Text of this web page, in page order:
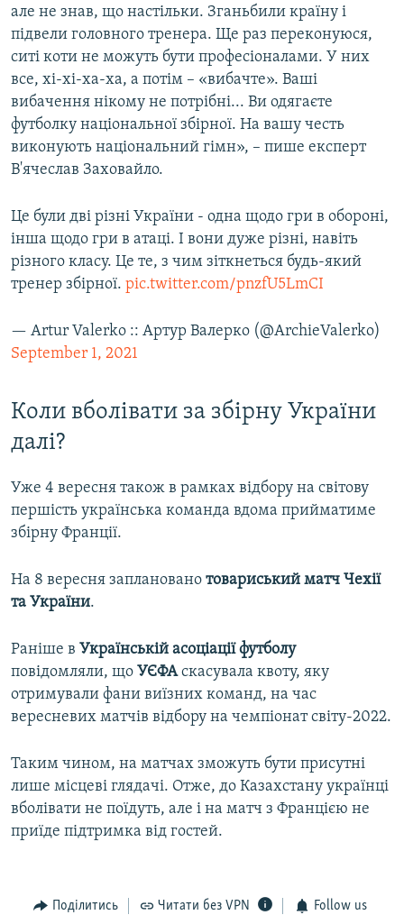
але не знав, що настільки. Зганьбили країну і
підвели головного тренера. Ще раз переконуюся,
ситі коти не можуть бути професіоналами. У них
все, хі-хі-ха-ха, а потім – «вибачте». Ваші
вибачення нікому не потрібні... Ви одягаєте
футболку національної збірної. На вашу честь
виконують національний гімн», – пише експерт
В'ячеслав Заховайло.
Це були дві різні України - одна щодо гри в обороні,
інша щодо гри в атаці. І вони дуже різні, навіть
різного класу. Це те, з чим зіткнеться будь-який
тренер збірної. pic.twitter.com/pnzfU5LmCI
— Artur Valerko :: Артур Валерко (@ArchieValerko)
September 1, 2021
Коли вболівати за збірну України
далі?
Уже 4 вересня також в рамках відбору на світову
першість українська команда вдома прийматиме
збірну Франції.
На 8 вересня заплановано товариський матч Чехії
та України.
Раніше в Українській асоціації футболу
повідомляли, що УЄФАскасувала квоту, яку
отримували фани виїзних команд, на час
вересневих матчів відбору на чемпіонат світу-2022.
Таким чином, на матчах зможуть бути присутні
лише місцеві глядачі. Отже, до Казахстану українці
вболівати не поїдуть, але і на матч з Францією не
приїде підтримка від гостей.
Поділитись Читати без VPN Follow us